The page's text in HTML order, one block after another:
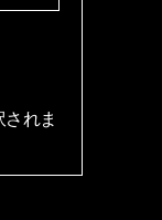
れま